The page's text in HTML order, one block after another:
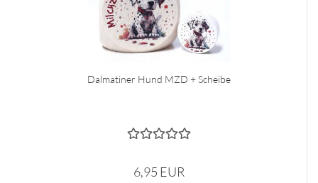
Dalmatiner Hund MZD + Scheibe
6,95 EUR